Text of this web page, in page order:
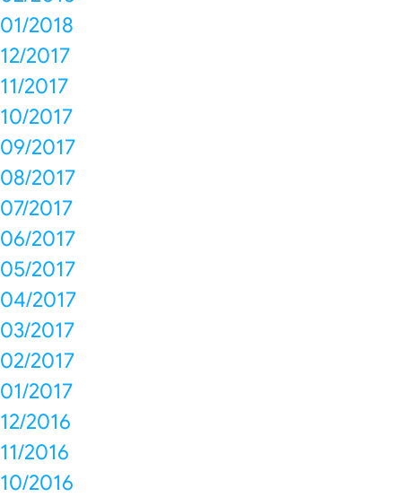
01/2018
12/2017
11/2017
10/2017
09/2017
08/2017
07/2017
06/2017
05/2017
04/2017
03/2017
02/2017
01/2017
12/2016
11/2016
10/2016